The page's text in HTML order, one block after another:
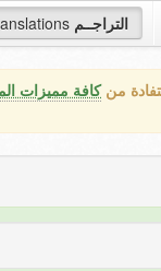
التراجــم
منكافة مميزات